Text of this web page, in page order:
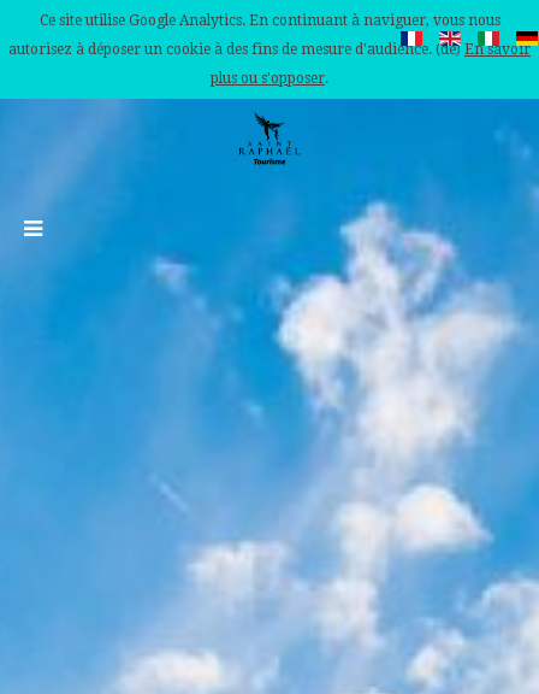
Ce site utilise Google Analytics. En continuant à naviguer, vous nous
autorisez à déposer un cookie à des fins de mesure d'audience. (de) En savoir
plus ou s'opposer.